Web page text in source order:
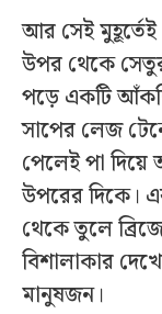
আর সেই
উপর থেকে
পড়ে একটি
সাপের লেজ
পেলেই পা
উপরের দিকে।
থেকে তুলে
বিশালাকার
মানুষজন।